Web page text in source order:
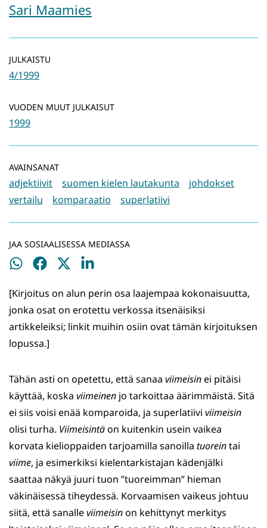
Sari Maamies
JULKAISTU
4/1999
VUODEN MUUT JULKAISUT
1999
AVAINSANAT
adjektiivit suomen kielen lautakunta
johdokset
vertailu
komparaatio superlatiivi
JAA SOSIAALISESSA MEDIASSA
Jaa
Jaa
Jaa
Jaa
[Kirjoitus on alun perin osa laajempaa kokonaisuutta,
jonka osat on erotettu verkossa itsenäisiksi
artikkeleiksi; linkit muihin osiin ovat tämän kirjoituksen
lopussa.]
Tähän asti on opetettu, että sanaa viimeisinei pitäisi
käyttää, koska viimeinen jo tarkoittaa äärimmäistä. Sitä
ei siis voisi enää komparoida, ja superlatiivi viimeisin
olisi turha. Viimeisintäon kuitenkin usein vaikea
korvata kielioppaiden tarjoamilla sanoilla tuoreintai
viime, ja esimerkiksi kielentarkistajan kädenjälki
saattaa näkyä juuri tuon ”tuoreimman” hieman
väkinäisessä tiheydessä. Korvaamisen vaikeus johtuu
siitä, että sanalleviimeisinon kehittynyt merkitys